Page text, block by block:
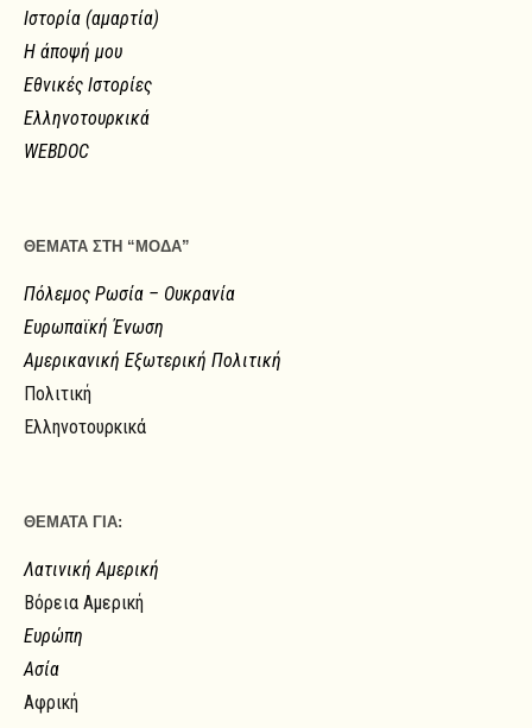
Ιστορία (αμαρτία)
Η άποψή μου
Εθνικές Ιστορίες
Ελληνοτουρκικά
WEBDOC
ΘΕΜΑΤΑ ΣΤΗ “ΜΟΔΑ”
Πόλεμος Ρωσία – Ουκρανία
Ευρωπαϊκή Ένωση
Αμερικανική Εξωτερική Πολιτική
Πολιτική
Ελληνοτουρκικά
ΘΕΜΑΤΑ ΓΙΑ:
Λατινική Αμερική
Βόρεια Αμερική
Ευρώπη
Ασία
Αφρική